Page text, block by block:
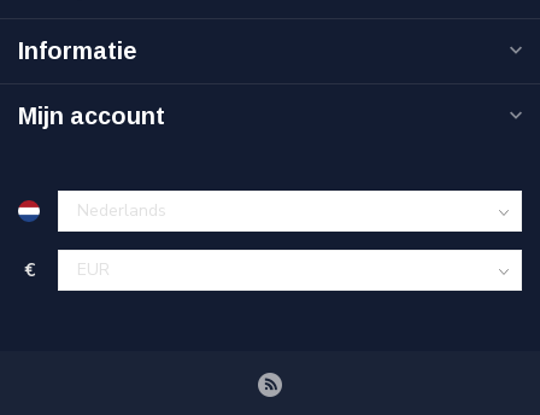
Informatie
Mijn account
€